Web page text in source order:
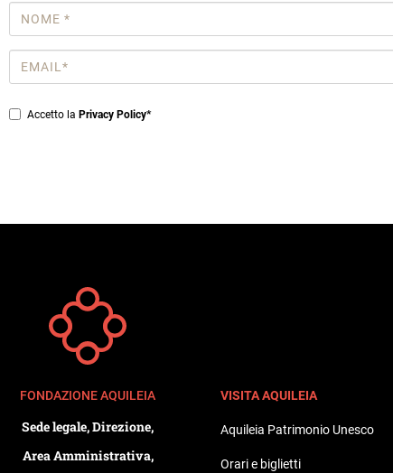
Nome
*
Email
*
Privacy
Accetto la Privacy Policy*
VISITA AQUILEIA
Aquileia Patrimonio Unesco
Orari e biglietti
FONDAZIONE AQUILEIA
Sede legale, Direzione,
Area Amministrativa,